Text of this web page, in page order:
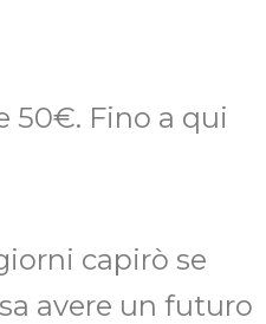
50€. Fino a qui
capirò se
avere un futuro